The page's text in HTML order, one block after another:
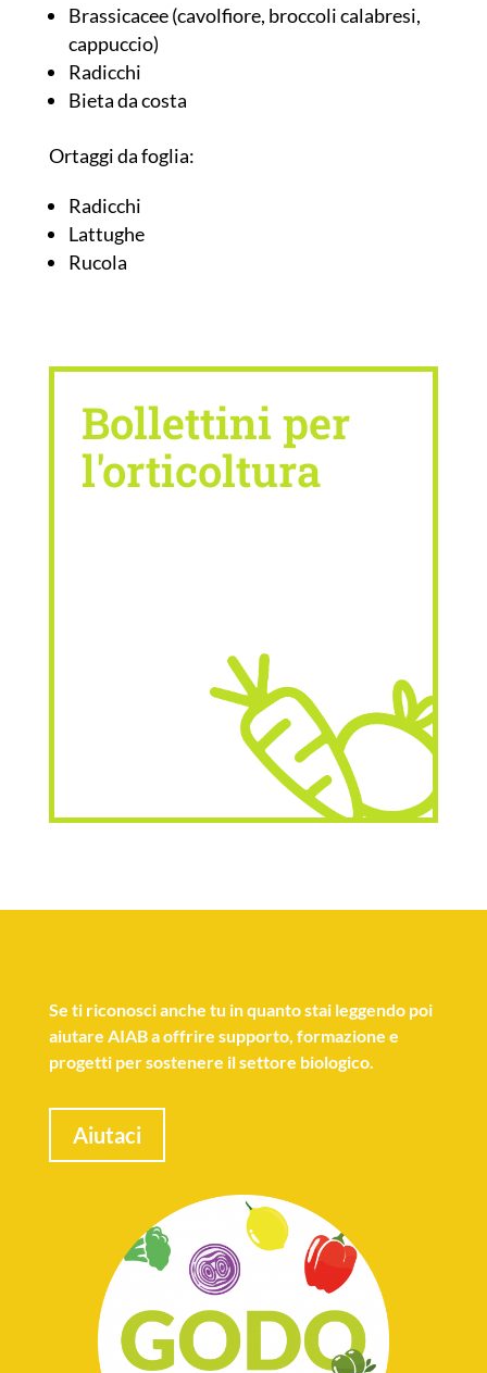
Brassicacee (cavolfiore, broccoli calabresi,
cappuccio)
Radicchi
Bieta da costa
Ortaggi da foglia:
Radicchi
Lattughe
Rucola
Bollettini per
l'orticoltura
Se ti riconosci anche tu in quanto stai leggendo poi
aiutare AIAB a offrire supporto, formazione e
progetti per sostenere il settore biologico.
Aiutaci